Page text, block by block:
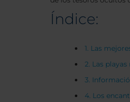
Índice:
1. Las
2. Las
3.
4. Los